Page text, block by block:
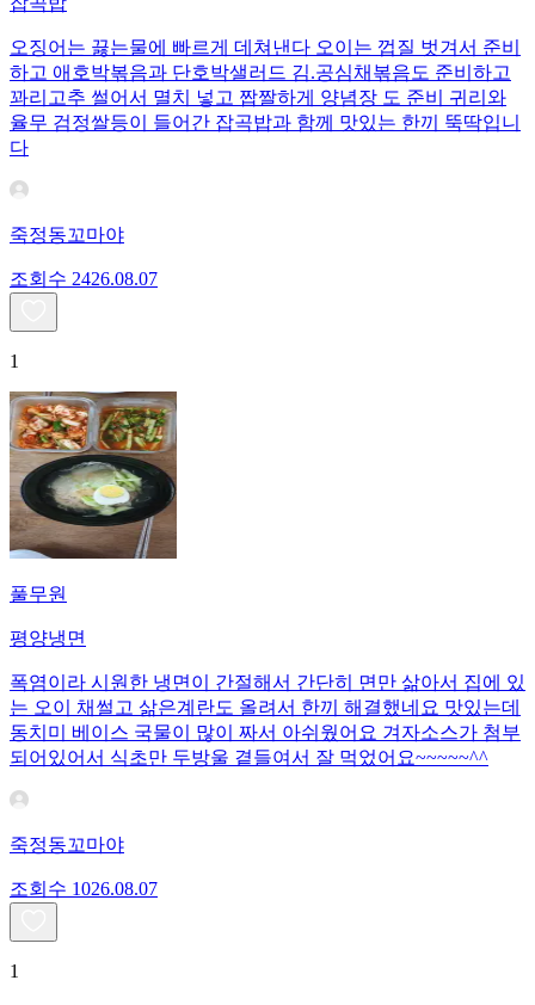
오징어는 끓는물에 빠르게 데쳐낸다 오이는 껍질 벗겨서 준비
하고 애호박볶음과 단호박샐러드 김.공심채볶음도 준비하고
꽈리고추 썰어서 멸치 넣고 짭짤하게 양념장 도 준비 귀리와
율무 검정쌀등이 들어간 잡곡밥과 함께 맛있는 한끼 뚝딱입니
다
죽정동꼬마야
조회수 2426.08.07
1
풀무원
평양냉면
폭염이라 시원한 냉면이 간절해서 간단히 면만 삶아서 집에 있
는 오이 채썰고 삶은계란도 올려서 한끼 해결했네요 맛있는데
동치미 베이스 국물이 많이 짜서 아쉬웠어요 겨자소스가 첨부
되어있어서 식초만 두방울 곁들여서 잘 먹었어요~~~~~^^
죽정동꼬마야
조회수 1026.08.07
1